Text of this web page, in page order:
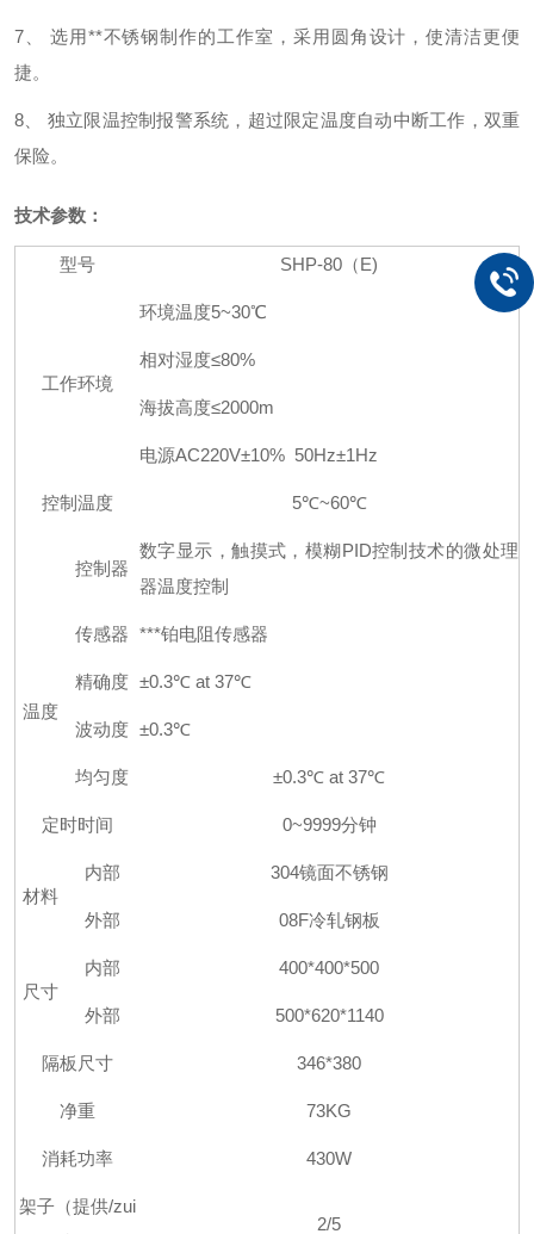
7、 选用**不锈钢制作的工作室，采用圆角设计，使清洁更便
捷。
8、
独立限温控制报警系统，超过限定温度自动中断工作，双重
保险。
技术参数：
型号 SHP-80（E)
工作环境
环境温度5~30℃
相对湿度≤80%
海拔高度≤2000m
电源AC220V±10% 50Hz±1Hz
控制温度 5℃~60℃
温度
控制器
数字显示，触摸式，模糊PID控制技术的微处理
器温度控制
传感器 ***铂电阻传感器
精确度 ±0.3℃ at 37℃
波动度 ±0.3℃
均匀度 ±0.3℃ at 37℃
定时时间 0~9999分钟
材料
内部 304镜面不锈钢
外部 08F冷轧钢板
尺寸
内部 400*400*500
外部 500*620*1140
隔板尺寸 346*380
净重 73KG
消耗功率 430W
架子（提供/zui
2/5